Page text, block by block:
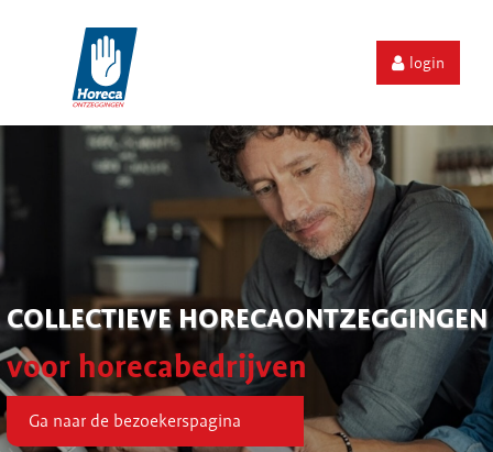
login
COLLECTIEVE HORECAONTZEGGINGEN
voor horecabedrijven
Ga naar de bezoekerspagina